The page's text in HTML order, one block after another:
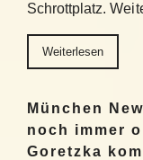
Schrottplatz.
Weiterlesen
München
noch immer
Goretzka